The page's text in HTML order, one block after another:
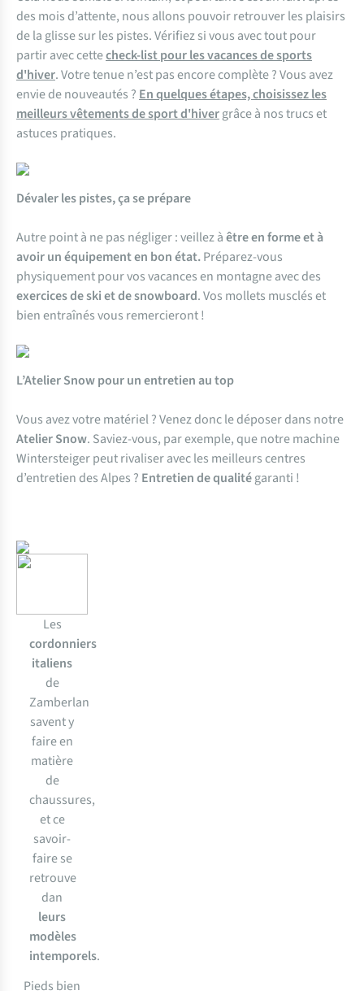
des mois d’attente, nous allons pouvoir retrouver les plaisirs
de la glisse sur les pistes. Vérifiez si vous avec tout pour
partir avec cettecheck-list pour les vacances de sports
d'hiver. Votre tenue n’est pas encore complète ? Vous avez
envie de nouveautés ? En quelques étapes, choisissez les
meilleurs vêtements de sport d'hivergrâce à nos trucs et
astuces pratiques.
Dévaler les pistes, ça se prépare
Autre point à ne pas négliger : veillez àêtre en forme et à
avoir un équipement en bon état.Préparez-vous
physiquement pour vos vacances en montagne avec des
exercices de ski et de snowboard. Vos mollets musclés et
bien entraînés vous remercieront !
L’Atelier Snow pour un entretien au top
Vous avez votre matériel ? Venez donc le déposer dans notre
Atelier Snow. Saviez-vous, par exemple, que notre machine
Wintersteiger peut rivaliser avec les meilleurs centres
d’entretien des Alpes ? Entretien de qualitégaranti !
Les
cordonniers
italiens
de
Zamberlan
savent y
faire en
matière
de
chaussures,
et ce
savoir-
faire se
retrouve
dan
leurs
modèles
intemporels.
Pieds bien